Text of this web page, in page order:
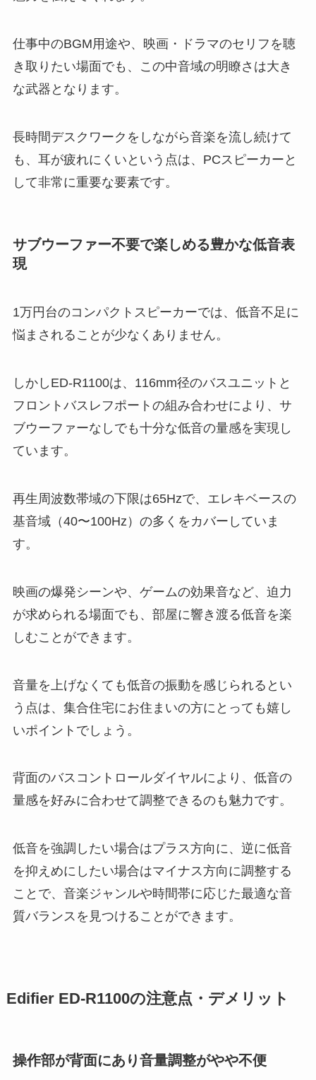
仕事中のBGM用途や、映画・ドラマのセリフを聴
き取りたい場面でも、この中音域の明瞭さは大き
な武器となります。
長時間デスクワークをしながら音楽を流し続けて
も、耳が疲れにくいという点は、PCスピーカーと
して非常に重要な要素です。
サブウーファー不要で楽しめる豊かな低音表
現
1万円台のコンパクトスピーカーでは、低音不足に
悩まされることが少なくありません。
しかしED-R1100は、116mm径のバスユニットと
フロントバスレフポートの組み合わせにより、サ
ブウーファーなしでも十分な低音の量感を実現し
ています。
再生周波数帯域の下限は65Hzで、エレキベースの
基音域（40〜100Hz）の多くをカバーしていま
す。
映画の爆発シーンや、ゲームの効果音など、迫力
が求められる場面でも、部屋に響き渡る低音を楽
しむことができます。
音量を上げなくても低音の振動を感じられるとい
う点は、集合住宅にお住まいの方にとっても嬉し
いポイントでしょう。
背面のバスコントロールダイヤルにより、低音の
量感を好みに合わせて調整できるのも魅力です。
低音を強調したい場合はプラス方向に、逆に低音
を抑えめにしたい場合はマイナス方向に調整する
ことで、音楽ジャンルや時間帯に応じた最適な音
質バランスを見つけることができます。
Edifier ED-R1100の注意点・デメリット
操作部が背面にあり音量調整がやや不便